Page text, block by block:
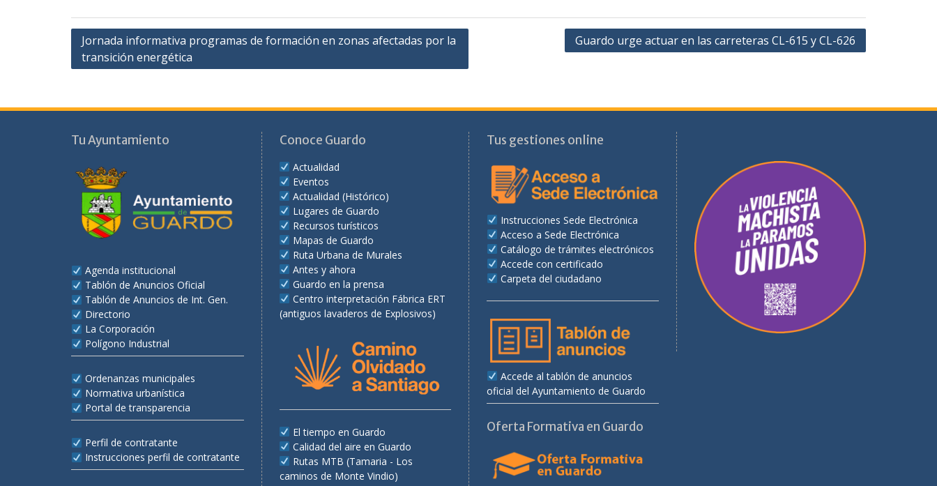
Navegación
de
Jornada informativa programas de formación en zonas afectadas por la
transición energética
Guardo urge actuar en las carreteras CL-615 y CL-626
Tu Ayuntamiento
Agenda institucional
Tablón de Anuncios Oficial
Tablón de Anuncios de Int. Gen.
Directorio
La Corporación
Polígono Industrial
Ordenanzas municipales
Normativa urbanística
Portal de transparencia
Perfil de contratante
Instrucciones perfil de contratante
Conoce Guardo
Actualidad
Eventos
Actualidad (Histórico)
Lugares de Guardo
Recursos turísticos
Mapas de Guardo
Ruta Urbana de Murales
Antes y ahora
Guardo en la prensa
Centro interpretación Fábrica ERT
(antiguos lavaderos de Explosivos)
El tiempo en Guardo
Calidad del aire en Guardo
Rutas MTB (Tamaria - Los
caminos de Monte Vindio)
Tus gestiones online
Instrucciones Sede Electrónica
Acceso a Sede Electrónica
Catálogo de trámites electrónicos
Accede con certificado
Carpeta del ciudadano
Accede al tablón de anuncios
oficial del Ayuntamiento de Guardo
Oferta Formativa en Guardo